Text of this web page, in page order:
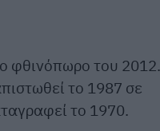
φθινόπωρο του 2012.
το 1987 σε
το 1970.